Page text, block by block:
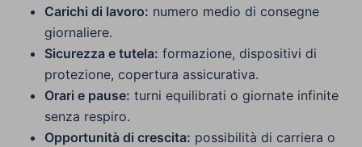
Carichi di lavoro: numero medio di consegne
giornaliere.
Sicurezza e tutela: formazione, dispositivi di
protezione, copertura assicurativa.
Orari e pause: turni equilibrati o giornate infinite
senza respiro.
Opportunità di crescita: possibilità di carriera o